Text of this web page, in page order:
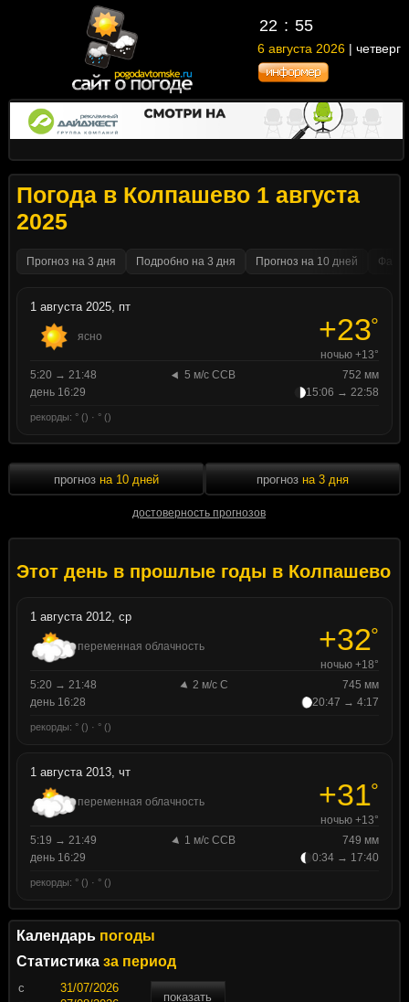
22 55
6 августа 2026 | четверг
Погода в Колпашево 1 августа
2025
Прогноз на 3 дня Подробно на 3 дня Прогноз на 10 дней
1 августа 2025, пт
ясно +23°
ночью +13°
5:20 → 21:48
5 м/с ССВ
752 мм
день 16:29
15:06 → 22:58
рекорды: ° () · ° ()
прогноз на 10 дней
достоверность прогнозов
прогноз на 3 дня
Этот день в прошлые годы в Колпашево
1 августа 2012, ср
переменная облачность +32°
ночью +18°
5:20 → 21:48
2 м/с С
745 мм
день 16:28
20:47 → 4:17
рекорды: ° () · ° ()
1 августа 2013, чт
переменная облачность +31°
ночью +13°
5:19 → 21:49
1 м/с ССВ
749 мм
день 16:29
0:34 → 17:40
рекорды: ° () · ° ()
Календарь погоды
Статистика за период
c
показать